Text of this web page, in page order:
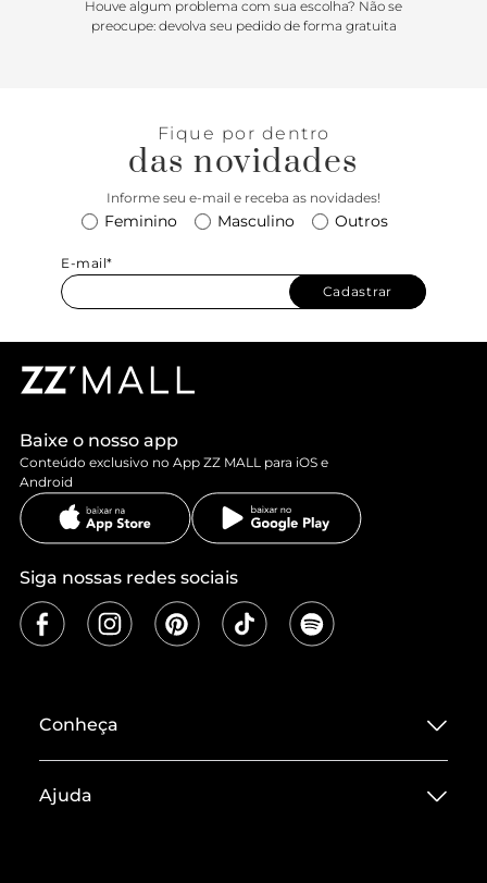
Houve algum problema com sua escolha? Não se
preocupe: devolva seu pedido de forma gratuita
Fique por dentro
das novidades
Informe seu e-mail e receba as novidades!
Feminino Masculino Outros
E-mail*
Cadastrar
Baixe o nosso app
Conteúdo exclusivo no App ZZ MALL para iOS e
Android
Siga nossas redes sociais
Conheça
Termos de Uso
Ajuda